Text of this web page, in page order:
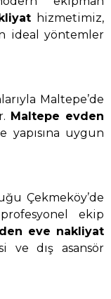
hizmetimiz,
ideal yöntemler
Maltepe’de
Maltepe evden
yapısına uygun
Çekmeköy’de
ekip
eve nakliyat
ve dış asansör